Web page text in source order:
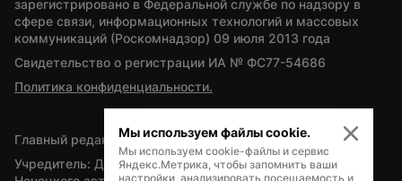
зарегистрировано в Федеральной службе по надзору в
сфере связи, информационных технологий и массовых
коммуникаций (Роскомнадзор) 09 июля 2013 года
Свидетельство о регистрации ИА № ФС77-54686
Политика конфиденциальности.
Главный редактор — А.Л. Поздеев
Учредитель: Департамент внутренней политики Ямало-
Мы используем файлы cookie.
Мы используем cookie-файлы и сервис
Яндекс.Метрика, чтобы запомнить ваши
настройки, анализировать посещаемость и